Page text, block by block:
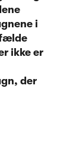
i
ikke er
der